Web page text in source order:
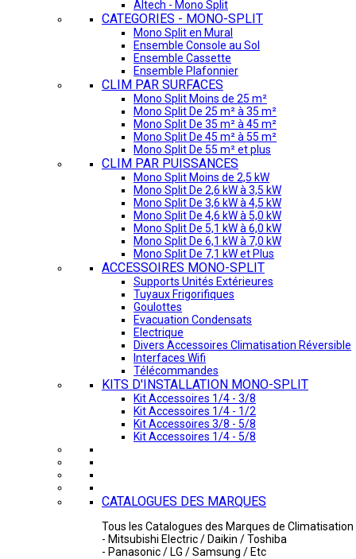
Altech - Mono Split
CATEGORIES - MONO-SPLIT
Mono Split en Mural
Ensemble Console au Sol
Ensemble Cassette
Ensemble Plafonnier
CLIM PAR SURFACES
Mono Split Moins de 25 m²
Mono Split De 25 m² à 35 m²
Mono Split De 35 m² à 45 m²
Mono Split De 45 m² à 55 m²
Mono Split De 55 m² et plus
CLIM PAR PUISSANCES
Mono Split Moins de 2,5 kW
Mono Split De 2,6 kW à 3,5 kW
Mono Split De 3,6 kW à 4,5 kW
Mono Split De 4,6 kW à 5,0 kW
Mono Split De 5,1 kW à 6,0 kW
Mono Split De 6,1 kW à 7,0 kW
Mono Split De 7,1 kW et Plus
ACCESSOIRES MONO-SPLIT
Supports Unités Extérieures
Tuyaux Frigorifiques
Goulottes
Evacuation Condensats
Electrique
Divers Accessoires Climatisation Réversible
Interfaces Wifi
Télécommandes
KITS D'INSTALLATION MONO-SPLIT
Kit Accessoires 1/4 - 3/8
Kit Accessoires 1/4 - 1/2
Kit Accessoires 3/8 - 5/8
Kit Accessoires 1/4 - 5/8
CATALOGUES DES MARQUES
Tous les Catalogues des Marques de Climatisation
- Mitsubishi Electric / Daikin / Toshiba
- Panasonic / LG / Samsung / Etc